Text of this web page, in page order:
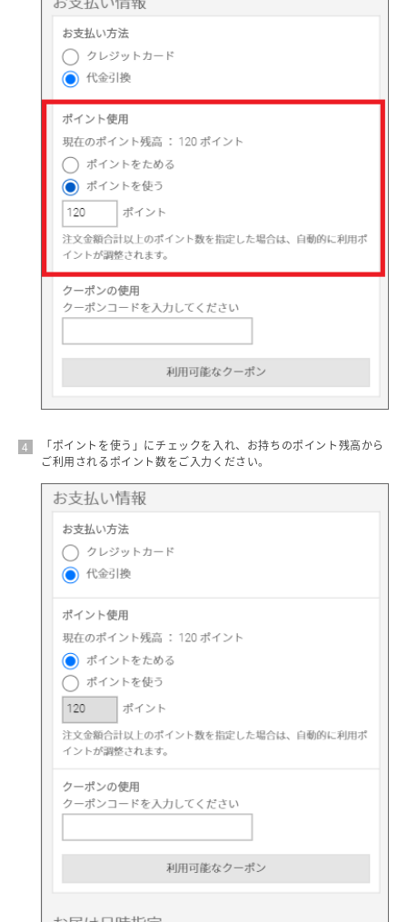
「ポイントを使う」にチェックを入れ、お持ちのポイント残高から
ご利用されるポイント数をご入力ください。